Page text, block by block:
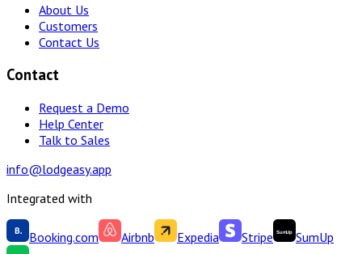
About Us
Customers
Contact Us
Contact
Request a Demo
Help Center
Talk to Sales
info@lodgeasy.app
Integrated with
Booking.com Airbnb Expedia Stripe
SumUp